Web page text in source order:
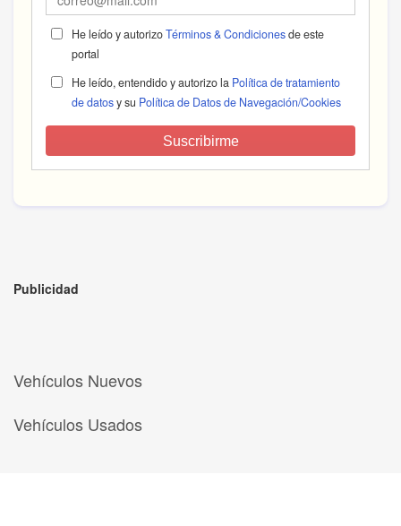
He leído y autorizoTérminos & Condicionesde este
portal
He leído, entendido y autorizo la Política de tratamiento
de datosy su Política de Datos de Navegación/Cookies
Suscribirme
Publicidad
Vehículos Nuevos
Vehículos Usados